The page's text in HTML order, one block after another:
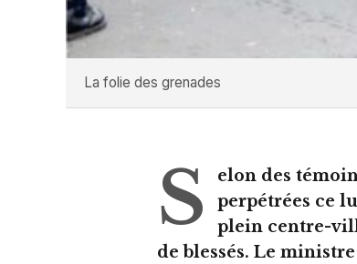
La folie des grenades
S
elon des
perpétrées ce
plein centre-
de blessés. Le